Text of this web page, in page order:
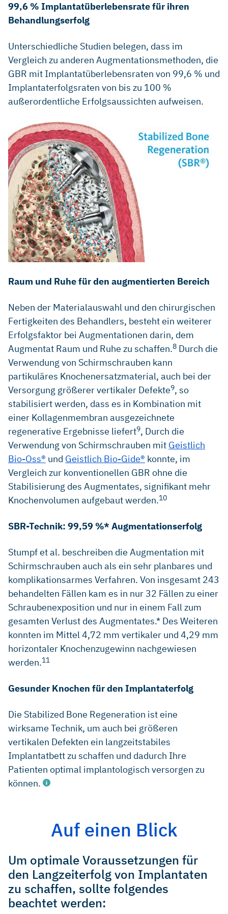
99,6 % Implantatüberlebensrate für ihren
Behandlungserfolg
Unterschiedliche Studien belegen, dass im
Vergleich zu anderen Augmentationsmethoden, die
GBR mit Implantatüberlebensraten von 99,6 % und
Implantaterfolgsraten von bis zu 100 %
außerordentliche Erfolgsaussichten aufweisen.
Raum und Ruhe für den augmentierten Bereich
Neben der Materialauswahl und den chirurgischen
Fertigkeiten des Behandlers, besteht ein weiterer
Erfolgsfaktor bei Augmentationen darin, dem
Augmentat Raum und Ruhe zu schaffen.8 Durch die
Verwendung von Schirmschrauben kann
partikuläres Knochenersatzmaterial, auch bei der
Versorgung größerer vertikaler Defekte9, so
stabilisiert werden, dass es in Kombination mit
einer Kollagenmembran ausgezeichnete
regenerative Ergebnisse liefert9, Durch die
Verwendung von Schirmschrauben mit Geistlich
Bio-Oss® und Geistlich Bio-Gide® konnte, im
Vergleich zur konventionellen GBR ohne die
Stabilisierung des Augmentates, signifikant mehr
Knochenvolumen aufgebaut werden.10
SBR-Technik: 99,59 %* Augmentationserfolg
Stumpf et al. beschreiben die Augmentation mit
Schirmschrauben auch als ein sehr planbares und
komplikationsarmes Verfahren. Von insgesamt 243
behandelten Fällen kam es in nur 32 Fällen zu einer
Schraubenexposition und nur in einem Fall zum
gesamten Verlust des Augmentates.* Des Weiteren
konnten im Mittel 4,72 mm vertikaler und 4,29 mm
horizontaler Knochenzugewinn nachgewiesen
werden.11
Gesunder Knochen für den Implantaterfolg
Die Stabilized Bone Regeneration ist eine
wirksame Technik, um auch bei größeren
vertikalen Defekten ein langzeitstabiles
Implantatbett zu schaffen und dadurch Ihre
Patienten optimal implantologisch versorgen zu
können.
implant placement. Clin. Oral Impl. Res. 21, 2010; 37–42.
(clinical study)
Cardaropoli D et al. Soft tissue contour changes at
immediate implants: a randomized controlled clinical study.
Int J Periodontics Restorative Dent. 2014 Sep–Oct;
Auf einen Blick
Um optimale Voraussetzungen für
den Langzeiterfolg von Implantaten
zu schaffen, sollte folgendes
beachtet werden: